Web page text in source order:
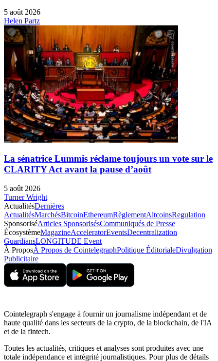
5 août 2026
Helen Partz
La sénatrice Lummis réclame toujours un vote sur le
CLARITY Act avant la pause d’août
5 août 2026
Turner Wright
ActualitésDernières
ActualitésMarchésBitcoinEthereumRèglementAltcoinsRegulation
SponsoriséArticles SponsorisésCommuniqués de Presse
ÉcosystèmeMagazineAcceleratorEventsDecentralization
GuardiansLONGITUDE Event
À ProposÀ Propos de CointelegraphPolitique ÉditorialeDivulgation
Publicitaire
Cointelegraph s'engage à fournir un journalisme indépendant et de
haute qualité dans les secteurs de la crypto, de la blockchain, de l'IA
et de la fintech.
Toutes les actualités, critiques et analyses sont produites avec une
totale indépendance et intégrité journalistiques. Pour plus de détails